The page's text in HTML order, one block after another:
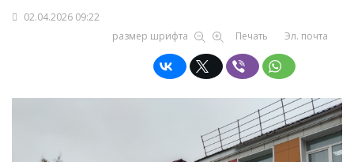
02.04.2026 09:22
размер шрифта
Печать Эл. почта